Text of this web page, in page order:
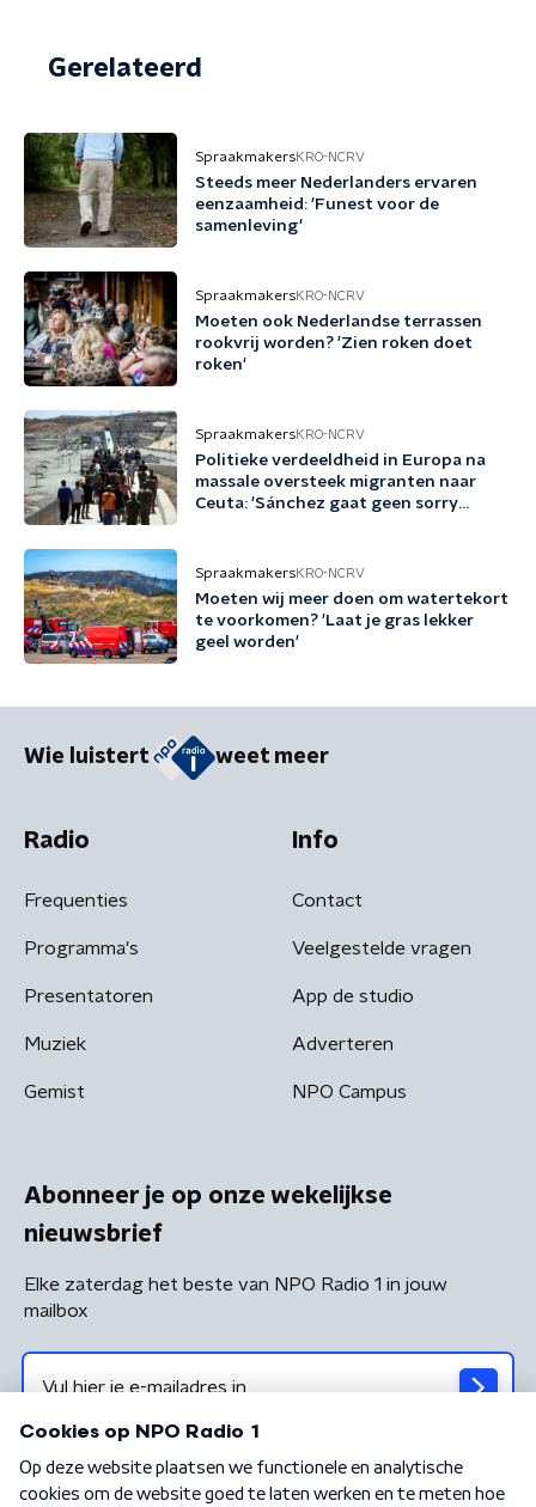
Gerelateerd
SpraakmakersKRO-NCRV
Steeds meer Nederlanders ervaren
eenzaamheid: 'Funest voor de
samenleving'
SpraakmakersKRO-NCRV
Moeten ook Nederlandse terrassen
rookvrij worden? 'Zien roken doet
roken'
SpraakmakersKRO-NCRV
Politieke verdeeldheid in Europa na
massale oversteek migranten naar
Ceuta: 'Sánchez gaat geen sorry
SpraakmakersKRO-NCRV
Moeten wij meer doen om watertekort
te voorkomen? 'Laat je gras lekker
geel worden'
Wie luistert weet meer
Radio
Frequenties
Programma's
Presentatoren
Muziek
Gemist
Info
Contact
Veelgestelde vragen
App de studio
Adverteren
NPO Campus
Abonneer je op onze wekelijkse
nieuwsbrief
Elke zaterdag het beste van NPO Radio 1 in jouw
mailbox